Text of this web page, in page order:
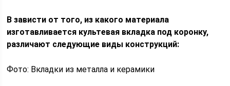
В зависти от того, из какого материала
изготавливается культевая вкладка под коронку,
различают следующие виды конструкций:
Фото: Вкладки из металла и керамики